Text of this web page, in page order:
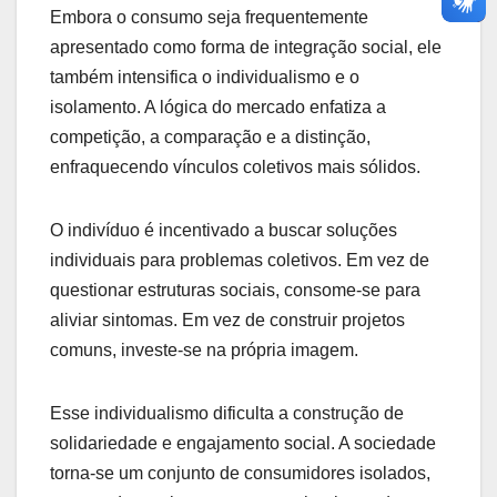
Embora o consumo seja frequentemente
apresentado como forma de integração social, ele
também intensifica o individualismo e o
isolamento. A lógica do mercado enfatiza a
competição, a comparação e a distinção,
enfraquecendo vínculos coletivos mais sólidos.
O indivíduo é incentivado a buscar soluções
individuais para problemas coletivos. Em vez de
questionar estruturas sociais, consome-se para
aliviar sintomas. Em vez de construir projetos
comuns, investe-se na própria imagem.
Esse individualismo dificulta a construção de
solidariedade e engajamento social. A sociedade
torna-se um conjunto de consumidores isolados,